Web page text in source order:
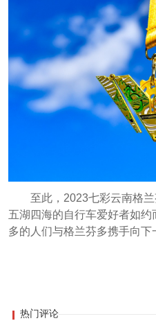
至此，2023七彩云南格
五湖四海的自行车爱好者如
多的人们与格兰芬多携手向下
热门评论